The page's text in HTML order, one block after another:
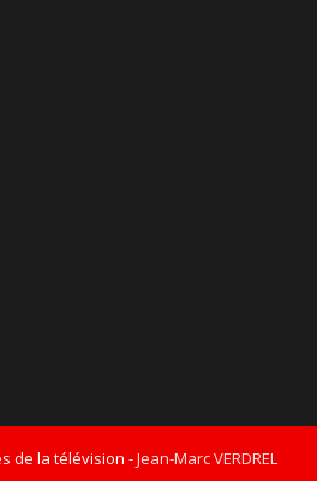
de la télévision -Jean-Marc VERDREL